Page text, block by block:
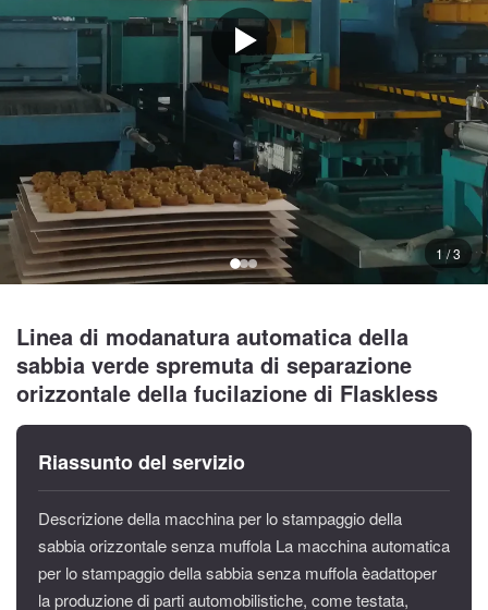
1 / 3
Linea di modanatura automatica della
sabbia verde spremuta di separazione
orizzontale della fucilazione di Flaskless
Riassunto del servizio
Descrizione della macchina per lo stampaggio della
sabbia orizzontale senza muffola La macchina automatica
per lo stampaggio della sabbia senza muffola èadattoper
la produzione di parti automobilistiche, come testata,